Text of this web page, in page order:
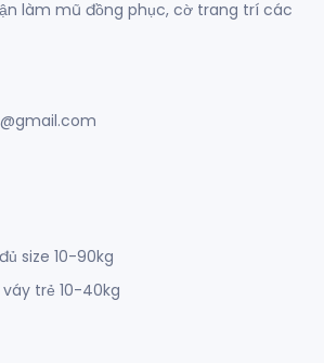
làm mũ đồng phục, cờ trang trí các
size 10-90kg
trẻ 10-40kg